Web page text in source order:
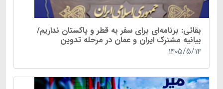
بقائی: برنامه‌ای برای سفر به قطر و پاکستان نداریم/
بیانیه مشترک ایران و عمان در مرحله تدوین
۱۴۰۵/۵/۱۴